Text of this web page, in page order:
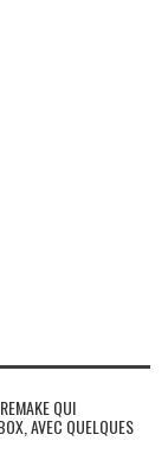
QUI
AVEC QUELQUES